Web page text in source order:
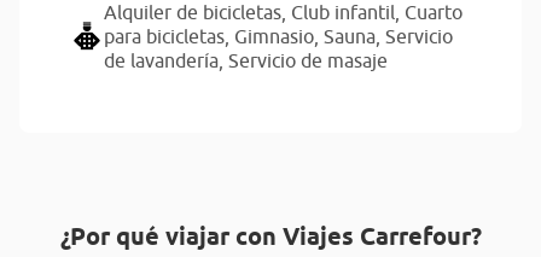
Alquiler de bicicletas, Club infantil, Cuarto
para bicicletas, Gimnasio, Sauna, Servicio
de lavandería, Servicio de masaje
¿Por qué viajar con Viajes Carrefour?